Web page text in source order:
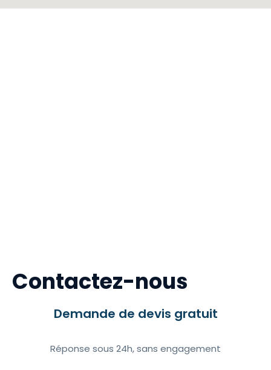
Contactez-nous
Demande de devis gratuit
Réponse sous 24h, sans engagement